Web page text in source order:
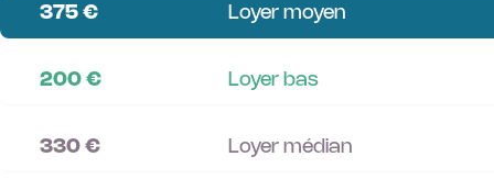
375 € Loyer moyen
200 € Loyer bas
330 € Loyer médian